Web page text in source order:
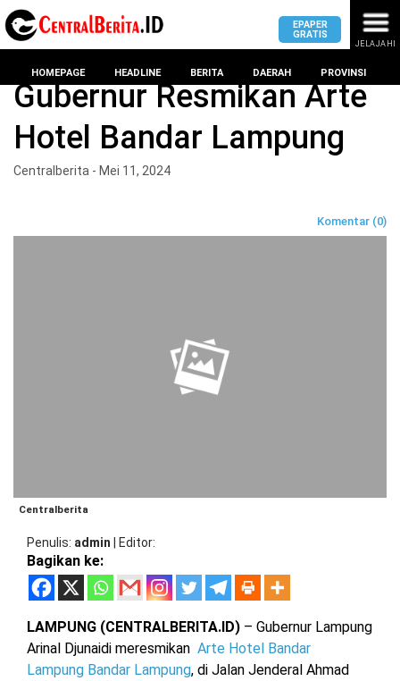
MASUK
LAMPUNG
LAMPUNG
TENGAH
LAMPUNG
BARAT
TANGGAMUS
DPRD
DPRD
LAMSEL
EPAPER
GRATIS
JELAJAHI
HOMEPAGE HEADLINE BERITA DAERAH PROVINSI
Gubernur Resmikan Arte
Hotel Bandar Lampung
Centralberita - Mei 11, 2024
Komentar (0)
Centralberita
Penulis admin | Editor
Bagikan ke:
LAMPUNG (CENTRALBERITA.ID) – Gubernur Lampung
Arinal Djunaidi meresmikan Arte Hotel Bandar
Lampung Bandar Lampung, di Jalan Jenderal Ahmad